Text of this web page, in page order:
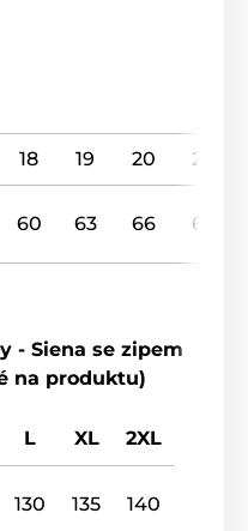
18 19 20 20
60 63 66 67
- Siena se zipem
na produktu)
L XL 2XL
130 135 140